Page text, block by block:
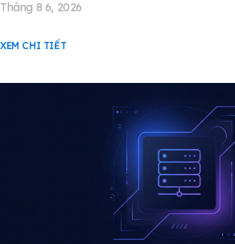
Tháng 8 6, 2026
XEM CHI TIẾT